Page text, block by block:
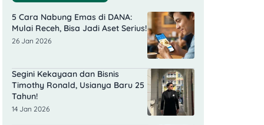
5 Cara Nabung Emas di DANA:
Mulai Receh, Bisa Jadi Aset Serius!
26 Jan 2026
Segini Kekayaan dan Bisnis
Timothy Ronald, Usianya Baru 25
Tahun!
14 Jan 2026